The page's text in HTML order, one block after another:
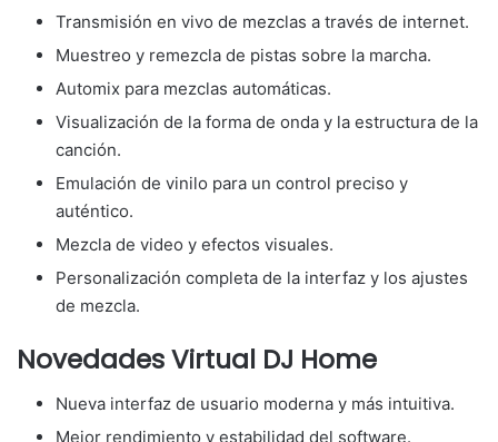
Transmisión en vivo de mezclas a través de internet.
Muestreo y remezcla de pistas sobre la marcha.
Automix para mezclas automáticas.
Visualización de la forma de onda y la estructura de la
canción.
Emulación de vinilo para un control preciso y
auténtico.
Mezcla de video y efectos visuales.
Personalización completa de la interfaz y los ajustes
de mezcla.
Novedades Virtual DJ Home
Nueva interfaz de usuario moderna y más intuitiva.
Mejor rendimiento y estabilidad del software.